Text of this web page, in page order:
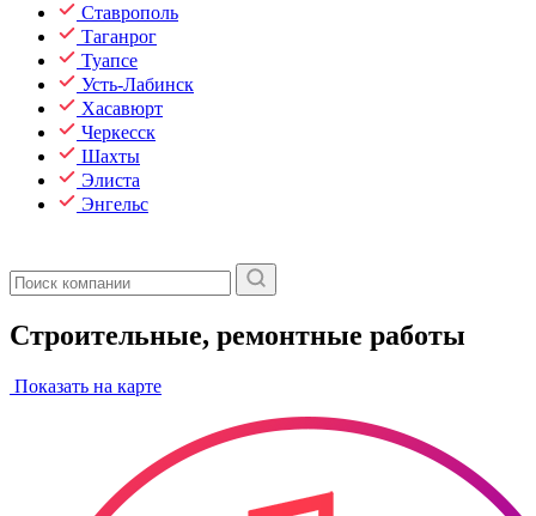
Ставрополь
Таганрог
Туапсе
Усть-Лабинск
Хасавюрт
Черкесск
Шахты
Элиста
Энгельс
Строительные, ремонтные работы
Показать на карте